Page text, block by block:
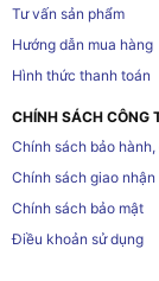
Tư vấn sản phẩm
Hướng dẫn mua hàng
Hình thức thanh toán
CHÍNH SÁCH CÔNG
Chính sách bảo hành,
Chính sách giao nhận
Chính sách bảo mật
Điều khoản sử dụng